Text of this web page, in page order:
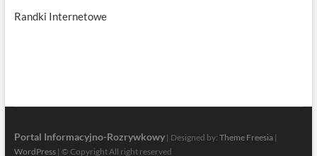
Randki Internetowe
Portal Informacyjno-Rozrywkowy| Designed by: Theme Freesia|
WordPress| © Copyright All right reserved